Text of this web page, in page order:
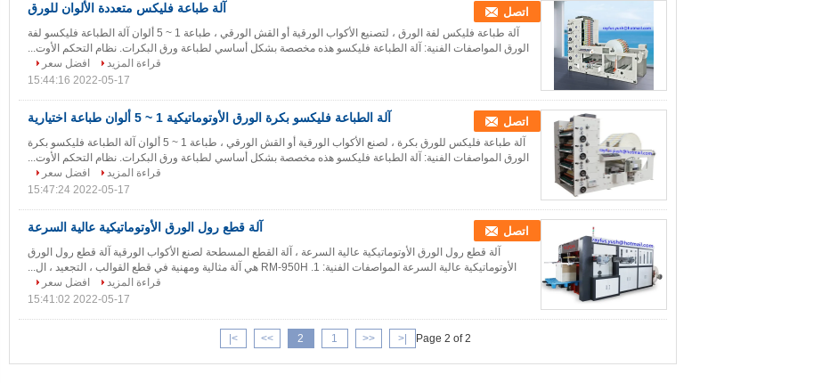
آلة طباعة فليكس متعددة الألوان للورق اتصل
آلة طباعة فليكس لفة الورق ، لتصنيع الأكواب الورقية أو القش الورقي ، طباعة 1 ~ 5 ألوان آلة الطباعة فليكسو لفة
الورق المواصفات الفنية: آلة الطباعة فليكسو هذه مخصصة بشكل أساسي لطباعة ورق البكرات. نظام التحكم الأوت...
قراءة المزيد
افضل سعر
2022-05-17 15:44:16
آلة الطباعة فليكسو بكرة الورق الأوتوماتيكية 1 ~ 5 ألوان طباعة اختيارية اتصل
آلة طباعة فليكس للورق بكرة ، لصنع الأكواب الورقية أو القش الورقي ، طباعة 1 ~ 5 ألوان آلة الطباعة فليكسو بكرة
الورق المواصفات الفنية: آلة الطباعة فليكسو هذه مخصصة بشكل أساسي لطباعة ورق البكرات. نظام التحكم الأوت...
قراءة المزيد
افضل سعر
2022-05-17 15:47:24
آلة قطع رول الورق الأوتوماتيكية عالية السرعة اتصل
آلة قطع رول الورق الأوتوماتيكية عالية السرعة ، آلة القطع المسطحة لصنع الأكواب الورقية آلة قطع رول الورق
الأوتوماتيكية عالية السرعة المواصفات الفنية: 1. RM-950H هي آلة مثالية ومهنية في قطع القوالب ، التجعيد ، ال...
قراءة المزيد
افضل سعر
2022-05-17 15:41:02
Page 2 of 2
|<
<<
1
2
>>
>|